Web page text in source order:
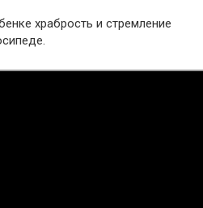
храбрость и стремление